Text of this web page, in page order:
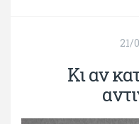
21/
Κι αν